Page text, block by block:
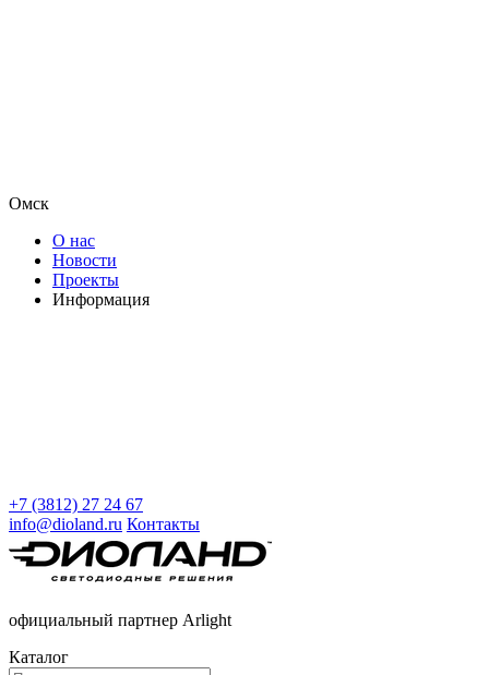
Омск
О нас
Новости
Проекты
Информация
+7 (3812) 27 24 67
info@dioland.ru Контакты
официальный партнер Arlight
Каталог